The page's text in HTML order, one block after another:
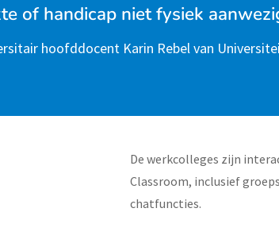
of handicap niet fysiek
hoofddocent Karin Rebel van
De werkcolleges zijn
Classroom, inclusief
chatfuncties.